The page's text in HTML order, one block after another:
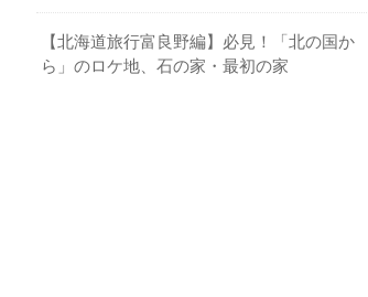
【北海道旅行富良野編】必見！「北の国か
ら」のロケ地、石の家・最初の家